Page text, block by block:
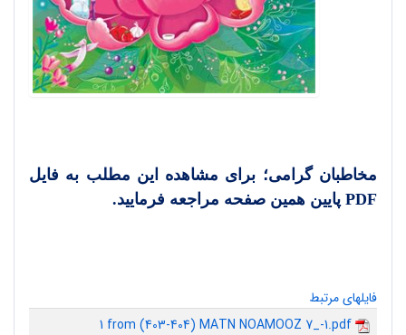
مخاطبان گرامی؛ برای مشاهده این مطلب به فایل
PDF پایین همین صفحه مراجعه فرمایید.
فایلهای مرتبط
1 from (403-404) MATN NOAMOOZ 7_-1.pdf